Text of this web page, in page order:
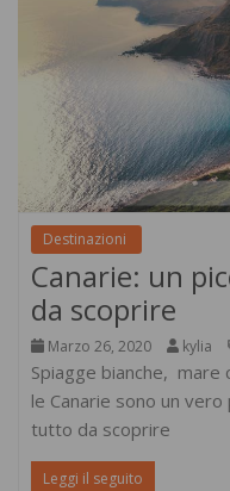
Destinazioni
Canarie: un
da scoprire
Marzo 26, 2020 kylia
Spiagge bianche, mare
le Canarie sono un
tutto da scoprire
Leggi il seguito